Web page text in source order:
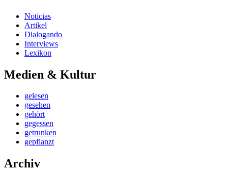
Noticias
Artikel
Dialogando
Interviews
Lexikon
Medien & Kultur
gelesen
gesehen
gehört
gegessen
getrunken
gepflanzt
Archiv